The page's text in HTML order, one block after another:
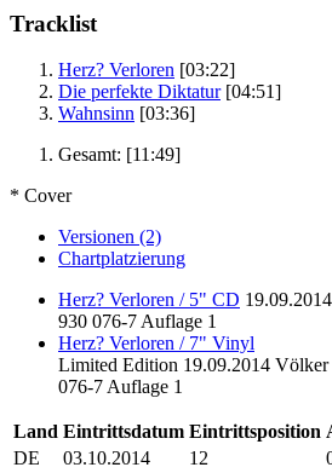
Tracklist
Herz? Verloren [03:22]
Die perfekte Diktatur [04:51]
Wahnsinn [03:36]
Gesamt: [11:49]
* Cover
Versionen (2)
Chartplatzierung
Herz? Verloren / 5" CD 19.09.2014
930 076-7 Auflage 1
Herz? Verloren / 7" Vinyl
Limited Edition 19.09.2014 Völker
076-7 Auflage 1
Land Eintrittsdatum Eintrittsposition
DE
03.10.2014 12